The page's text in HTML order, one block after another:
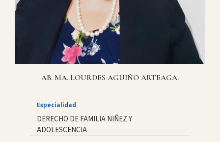
AB. MA. LOURDES AGUIÑO ARTEAGA.
Especialidad
DERECHO DE FAMILIA NIÑEZ Y
ADOLESCENCIA